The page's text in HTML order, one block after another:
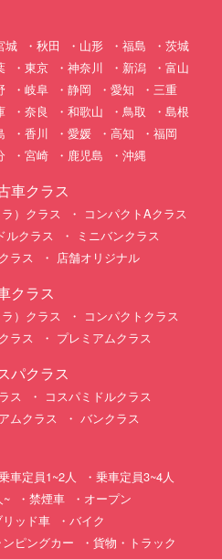
城 秋田 山形 福島
茨城
東京 神奈川 新潟
富山
岐阜 静岡 愛知
三重
奈良 和歌山 鳥取
島根
香川 愛媛 高知
福岡
宮崎 鹿児島 沖縄
車クラス
）クラス
コンパクトAクラス
ルクラス
ミニバンクラス
ラス 店舗オリジナル
クラス
）クラス
コンパクトクラス
ラス プレミアムクラス
パクラス
ス
コスパミドルクラス
ムクラス バンクラス
車定員1~2人
乗車定員3~4人
~ 禁煙車
オープン
ッド車
バイク
ンピングカー
貨物・トラック